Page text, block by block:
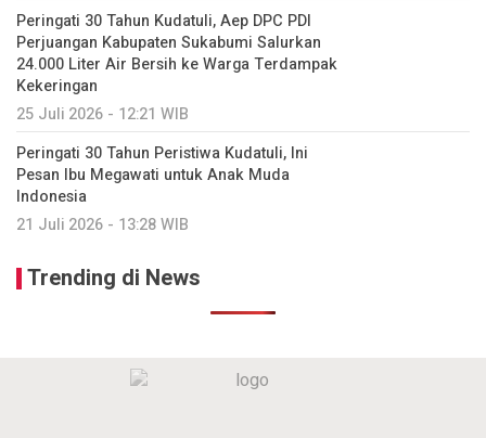
Peringati 30 Tahun Kudatuli, Aep DPC PDI
Perjuangan Kabupaten Sukabumi Salurkan
24.000 Liter Air Bersih ke Warga Terdampak
Kekeringan
25 Juli 2026 - 12:21 WIB
Peringati 30 Tahun Peristiwa Kudatuli, Ini
Pesan Ibu Megawati untuk Anak Muda
Indonesia
21 Juli 2026 - 13:28 WIB
Trending di News